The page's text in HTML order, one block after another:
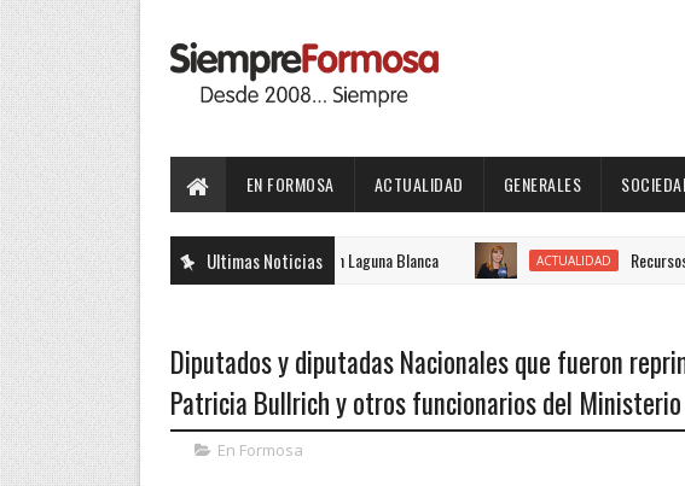
EN FORMOSA ACTUALIDAD GENERALES
Ultimas Noticias
de la Fiesta Nacional Del Pomelo en Laguna Blanca ACTUALIDAD Recursos
Diputados y diputadas Nacionales que fueron
Patricia Bullrich y otros funcionarios del
En Formosa